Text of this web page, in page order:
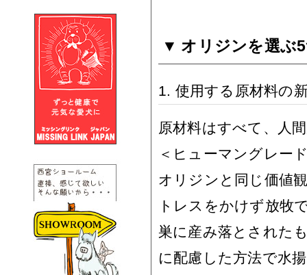
オリジンを選ぶ
1. 使用する原材料の
原材料はすべて、人
＜ヒューマングレー
オリジンと同じ価値
トレスをかけず放牧
巣に産み落とされた
に配慮した方法で水